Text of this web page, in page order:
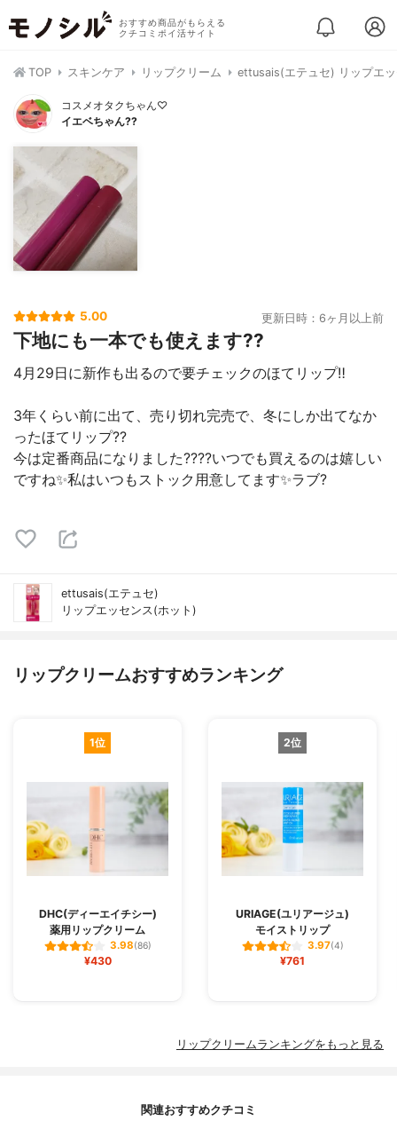
おすすめ商品がもらえる
クチコミポイ活サイト
TOP スキンケア リップクリーム ettusais(エテュセ) リップエ
コスメオタクちゃん♡
イエベちゃん??
5.00 更新日時：6ヶ月以上前
下地にも一本でも使えます??
4月29日に新作も出るので要チェックのほてリップ‼️
3年くらい前に出て、売り切れ完売で、冬にしか出てなか
ったほてリップ??
今は定番商品になりました????いつでも買えるのは嬉しい
ですね✨私はいつもストック用意してます✨ラブ?
ettusais(エテュセ)
リップエッセンス(ホット)
リップクリームおすすめランキング
1位
DHC(ディーエイチシー)
薬用リップクリーム
3.98(86)
¥430
2位
URIAGE(ユリアージュ)
モイストリップ
3.97(4)
¥761
リップクリームランキングをもっと見る
関連おすすめクチコミ